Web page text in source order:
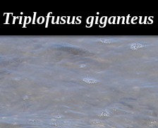
Triplofusus giganteus